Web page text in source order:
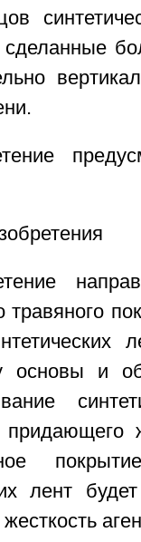
травяного
основы и
лент